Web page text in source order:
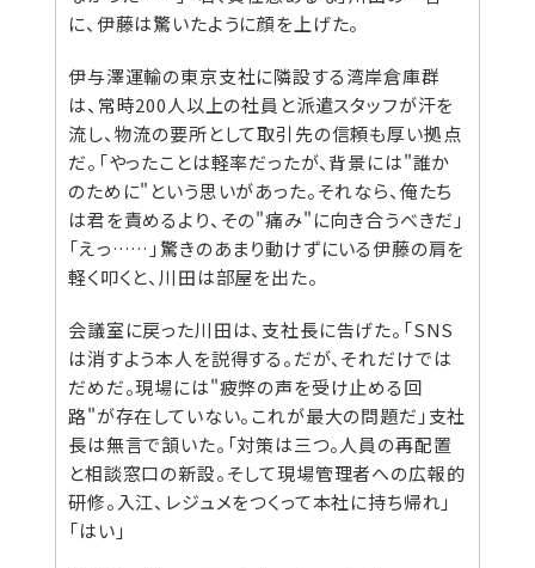
に、伊藤は驚いたように顔を上げた。
伊与澤運輸の東京支社に隣設する湾岸倉庫群
は、常時200人以上の社員と派遣スタッフが汗を
流し、物流の要所として取引先の信頼も厚い拠点
だ。「やったことは軽率だったが、背景には"誰か
のために"という思いがあった。それなら、俺たち
は君を責めるより、その"痛み"に向き合うべきだ」
「えっ……」驚きのあまり動けずにいる伊藤の肩を
軽く叩くと、川田は部屋を出た。
会議室に戻った川田は、支社長に告げた。「SNS
は消すよう本人を説得する。だが、それだけでは
だめだ。現場には"疲弊の声を受け止める回
路"が存在していない。これが最大の問題だ」支社
長は無言で頷いた。「対策は三つ。人員の再配置
と相談窓口の新設。そして現場管理者への広報的
研修。入江、レジュメをつくって本社に持ち帰れ」
「はい」